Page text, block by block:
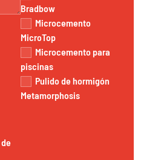
Bradbow
Microcemento
MicroTop
Microcemento para
piscinas
Pulido de hormigón
Metamorphosis